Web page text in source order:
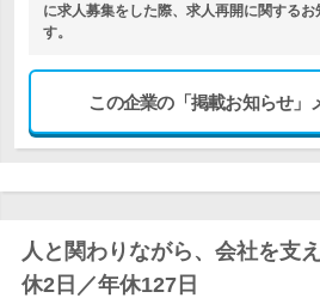
に求人募集をした際、求人再開に関する
す。
この企業の「掲載お知らせ」
人と関わりながら、会社を支
休2日／年休127日